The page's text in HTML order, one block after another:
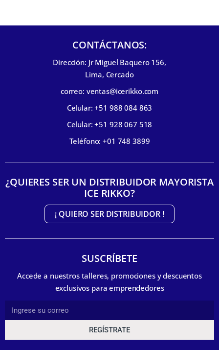
CONTÁCTANOS:
Dirección: Jr Miguel Baquero 156,
Lima, Cercado
correo: ventas@icerikko.com
Celular: +51 988 084 863
Celular: +51 928 067 518
Teléfono: +01 748 3899
¿QUIERES SER UN DISTRIBUIDOR MAYORISTA
ICE RIKKO?
¡ QUIERO SER DISTRIBUIDOR !
SUSCRÍBETE
Accede a nuestros talleres, promociones y descuentos
exclusivos para emprendedores
REGÍSTRATE